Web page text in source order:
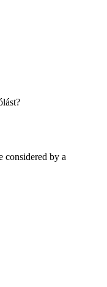
considered by a